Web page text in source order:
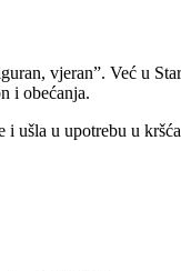
vjeran”. Već u
i obećanja.
i ušla u upotrebu u